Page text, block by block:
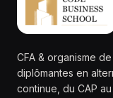
CFA & organisme
diplômantes en
continue, du CAP